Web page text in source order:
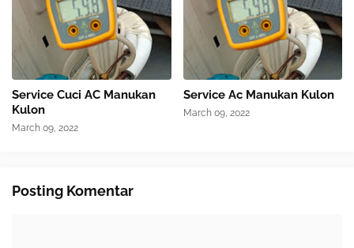
Service Cuci AC Manukan
Kulon
March 09, 2022
Service Ac Manukan Kulon
March 09, 2022
Posting Komentar